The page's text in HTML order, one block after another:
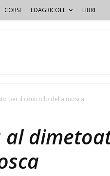
CORSI EDAGRICOLE LIBRI
per il controllo della mosca
al